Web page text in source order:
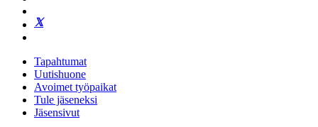
Tapahtumat
Uutishuone
Avoimet työpaikat
Tule jäseneksi
Jäsensivut